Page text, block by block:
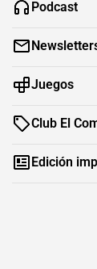
Podcast
Juegos
Club El
Edición